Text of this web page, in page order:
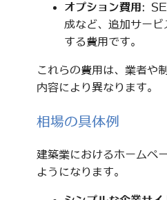
オプション費用:
成など、追加サー
する費用です。
これらの費用は、業者や
内容により異なります。
相場の具体例
建築業におけるホームペ
ようになります。